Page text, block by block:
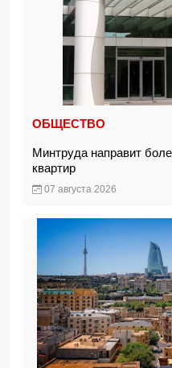
ОБЩЕСТВО
Минтруда направит
квартир
07 августа 2026